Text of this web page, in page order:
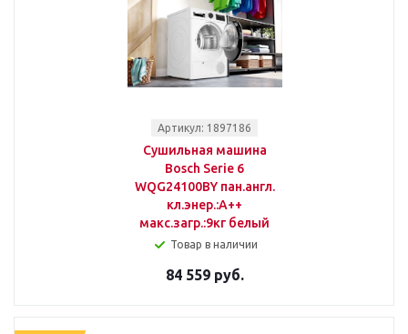
Артикул: 1897186
Сушильная машина
Bosch Serie 6
WQG24100BY пан.англ.
кл.энер.:A++
макс.загр.:9кг белый
Товар в наличии
84 559 руб.